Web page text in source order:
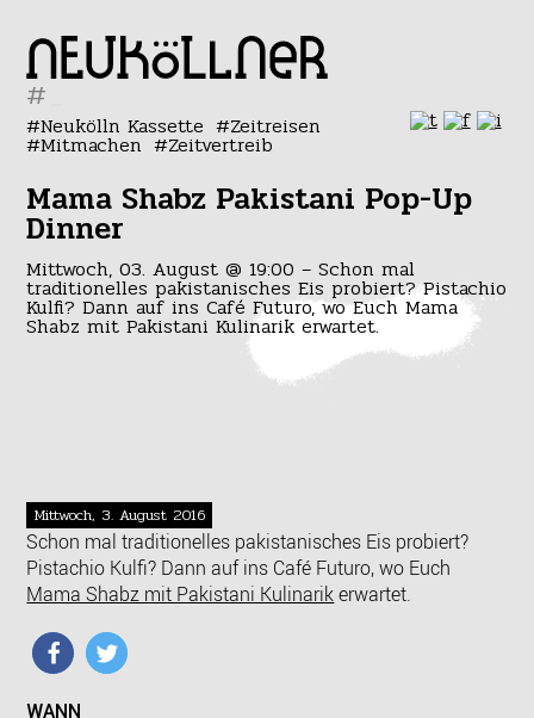
#
Neukölln Kassette Zeitreisen
Mitmachen Zeitvertreib
Mama Shabz Pakistani Pop-Up
Dinner
Mittwoch, 03. August @ 19:00 – Schon mal
traditionelles pakistanisches Eis probiert? Pistachio
Kulfi? Dann auf ins Café Futuro, wo Euch Mama
Shabz mit Pakistani Kulinarik erwartet.
Mittwoch, 3. August 2016
Schon mal traditionelles pakistanisches Eis probiert?
Pistachio Kulfi? Dann auf ins Café Futuro, wo Euch
Mama Shabz mit Pakistani Kulinarikerwartet.
WANN